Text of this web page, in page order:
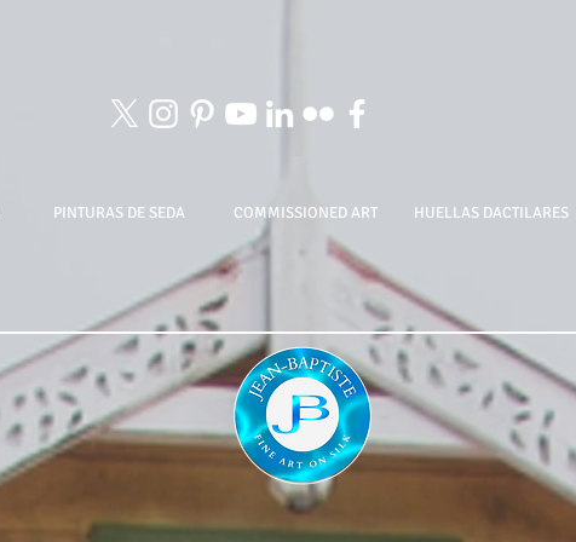
PINTURAS DE SEDA COMMISSIONED ART HUELLAS DACTILARES